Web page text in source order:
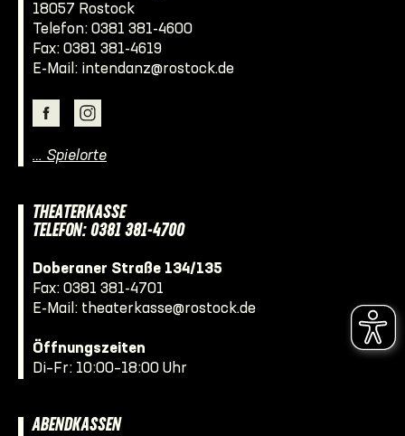
18057 Rostock
Telefon: 0381 381-4600
Fax: 0381 381-4619
E-Mail: intendanz@rostock.de
… Spielorte
THEATERKASSE
TELEFON: 0381 381-4700
Doberaner Straße 134/135
Fax: 0381 381-4701
E-Mail: theaterkasse@rostock.de
Öffnungszeiten
Di–Fr: 10:00–18:00 Uhr
ABENDKASSEN